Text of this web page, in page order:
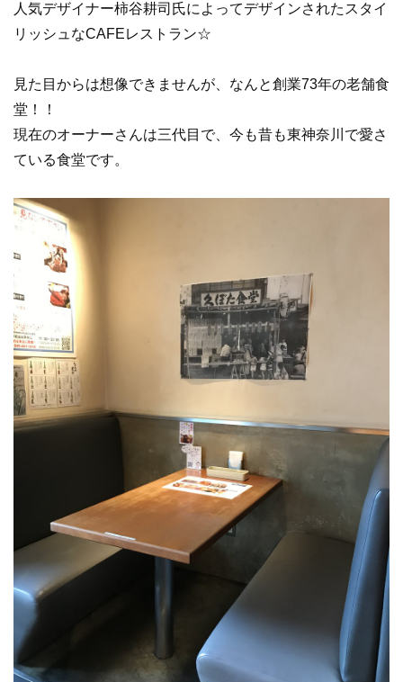
人気デザイナー柿谷耕司氏によってデザインされたスタイ
リッシュなCAFEレストラン☆
見た目からは想像できませんが、なんと創業73年の老舗食
堂！！
現在のオーナーさんは三代目で、 今も昔も東神奈川で愛さ
ている食堂です。